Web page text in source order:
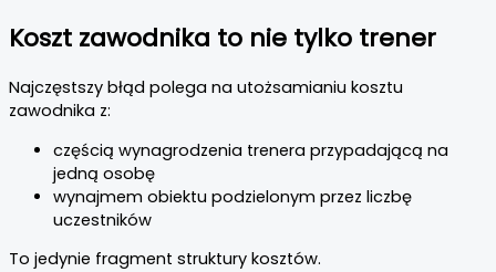
Koszt zawodnika to nie tylko trener
Najczęstszy błąd polega na utożsamianiu kosztu
zawodnika z:
częścią wynagrodzenia trenera przypadającą na
jedną osobę
wynajmem obiektu podzielonym przez liczbę
uczestników
To jedynie fragment struktury kosztów.